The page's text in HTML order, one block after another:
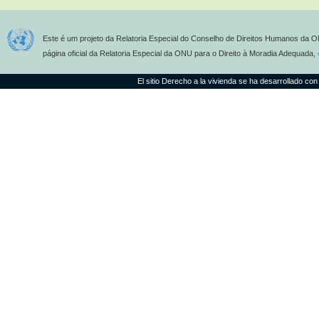
Este é um projeto da Relatoria Especial do Conselho de Direitos Humanos da
página oficial da Relatoria Especial da ONU para o Direito à Moradia Adequada,
El sitio Derecho a la vivienda se ha desarrollado